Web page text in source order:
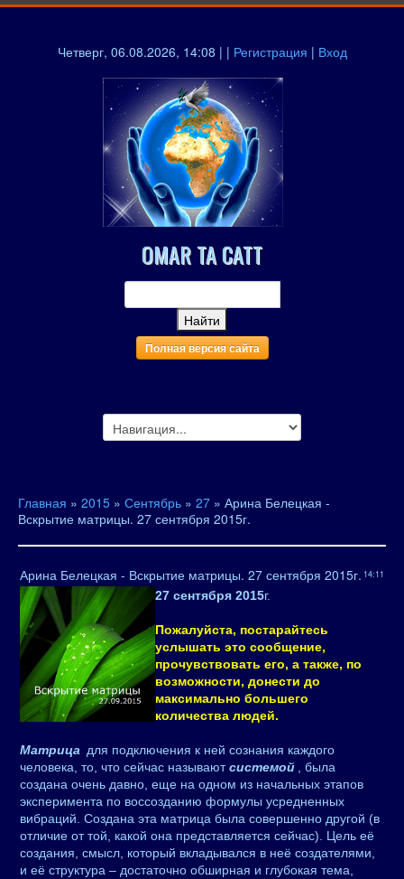
Четверг, 06.08.2026, 14:08 | | Регистрация | Вход
OMAR TA CATT
Полная версия сайта
Главная » 2015 » Сентябрь » 27 » Арина Белецкая -
Вскрытие матрицы. 27 сентября 2015г.
14:11
Арина Белецкая - Вскрытие матрицы. 27 сентября 2015г.
27 сентября 2015г.
Пожалуйста, постарайтесь
услышать это сообщение,
прочувствовать его, а также, по
возможности, донести до
максимально большего
количества людей.
Матрица для подключения к ней сознания каждого
человека, то, что сейчас называютсистемой
, была
создана очень давно, еще на одном из начальных этапов
эксперимента по воссозданию формулы усредненных
вибраций. Создана эта матрица была совершенно другой (в
отличие от той, какой она представляется сейчас). Цель её
создания, смысл, который вкладывался в неё создателями,
и её структура – достаточно обширная и глубокая тема,